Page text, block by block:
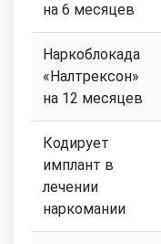
на 6 месяцев
Наркоблокада
«Налтрексон»
на 12 месяцев
Кодирует
имплант в
лечении
наркомании